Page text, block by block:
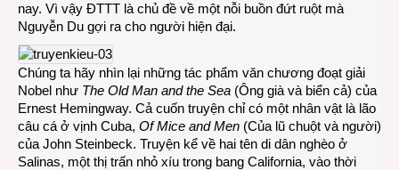
nay. Vì vậy ĐTTT là chủ đề về một nỗi buồn đứt ruột mà
Nguyễn Du gợi ra cho người hiện đại.
Chúng ta hãy nhìn lại những tác phẩm văn chương đoạt giải
Nobel như The Old Man and the Sea (Ông già và biển cả) của
Ernest Hemingway. Cả cuốn truyện chỉ có một nhân vật là lão
câu cá ở vịnh Cuba, Of Mice and Men (Của lũ chuột và người)
của John Steinbeck. Truyện kể về hai tên di dân nghèo ở
Salinas, một thị trấn nhỏ xíu trong bang California, vào thời